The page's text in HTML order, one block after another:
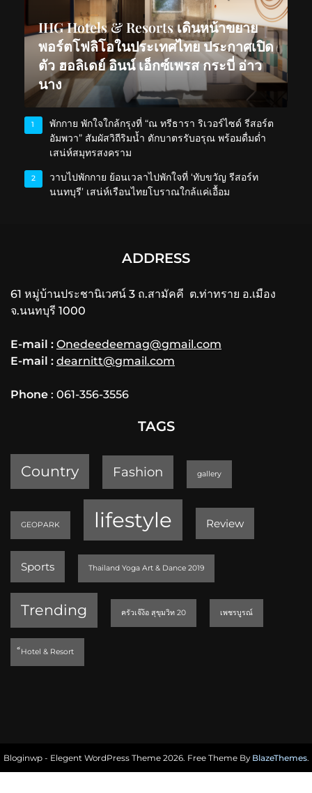
IHG Hotels & Resorts เดินหน้าขยาย
พอร์ตโฟลิโอในประเทศไทย ประกาศเปิด
ตัว ฮอลิเดย์ อินน์ เอ็กซ์เพรส กระบี่ อ่าว
นาง
1
พักกาย พักใจใกล้กรุงที่ “ณ ทรีธารา ริเวอร์ไซด์ รีสอร์ต
อัมพวา” สัมผัสวิถีริมน้ำ ตักบาตรรับอรุณ พร้อมดื่มด่ำ
เสน่ห์สมุทรสงคราม
2
วาบไปพักกาย ย้อนเวลาไปพักใจที่ ‘ทับขวัญ รีสอร์ท
นนทบุรี’ เสน่ห์เรือนไทยโบราณใกล้แค่เอื้อม
ADDRESS
61 หมู่บ้านประชานิเวศน์ 3 ถ.สามัคคี ต.ท่าทราย อ.เมือง
จ.นนทบุรี 1000
E-mail : Onedeedeemag@gmail.com
E-mail : dearnitt@gmail.com
Phone : 061-356-3556
TAGS
Country Fashion gallery
GEOPARK lifestyle Review
Sports Thailand Yoga Art & Dance 2019
Trending ครัวเจ๊ง้อ สุขุมวิท 20 เพชรบูรณ์
็Hotel & Resort
Bloginwp - Elegent WordPress Theme 2026. Free Theme By BlazeThemes.